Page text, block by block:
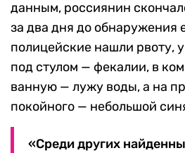
данным, россиянин
за два дня до обнаружения
полицейские нашли рвоту,
под стулом — фекалии, в
ванную — лужу воды, а на
покойного — небольшой
«Среди других